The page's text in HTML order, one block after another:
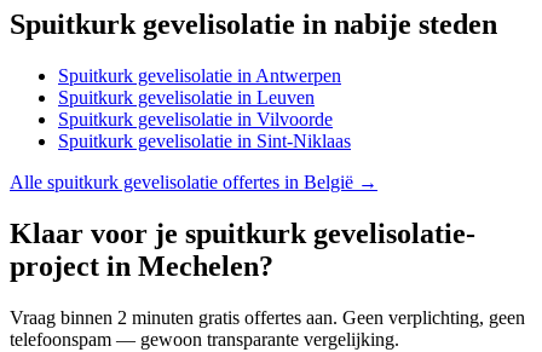
Spuitkurk gevelisolatie in nabije steden
Spuitkurk gevelisolatie in Antwerpen
Spuitkurk gevelisolatie in Leuven
Spuitkurk gevelisolatie in Vilvoorde
Spuitkurk gevelisolatie in Sint-Niklaas
Alle spuitkurk gevelisolatie offertes in België →
Klaar voor je spuitkurk gevelisolatie-
project in Mechelen?
Vraag binnen 2 minuten gratis offertes aan. Geen verplichting, geen
telefoonspam — gewoon transparante vergelijking.